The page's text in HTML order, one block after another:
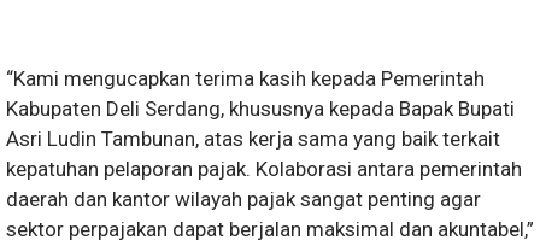
“Kami mengucapkan terima kasih kepada Pemerintah
Kabupaten Deli Serdang, khususnya kepada Bapak Bupati
Asri Ludin Tambunan, atas kerja sama yang baik terkait
kepatuhan pelaporan pajak. Kolaborasi antara pemerintah
daerah dan kantor wilayah pajak sangat penting agar
sektor perpajakan dapat berjalan maksimal dan akuntabel,”